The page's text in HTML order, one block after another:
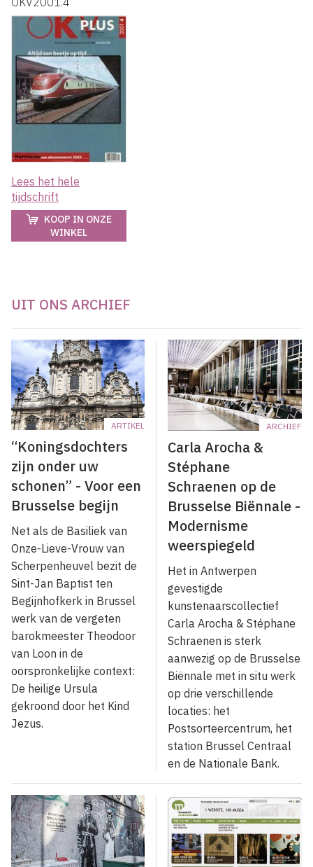
Lees het hele
tijdschrift
KOOP IN ONZE
WINKEL
UIT ONS ARCHIEF
ARTIKEL
“Koningsdochters
zijn onder uw
schonen” - Voor een
Brusselse begijn
Net als de Basiliek van
Onze-Lieve-Vrouw van
Scherpenheuvel bezit de
Sint-Jan Baptist ten
Begijnhofkerk in Brussel
werk van de vergeten
barokmeester Theodoor
van Loon in de
oorspronkelijke context:
De heilige Ursula
gekroond door het Kind
Jezus.
ARCHIEF
Carla Arocha &
Stéphane
Schraenen op de
Brusselse Biënnale -
Modernisme
weerspiegeld
Het in Antwerpen
gevestigde
kunstenaarscollectief
Carla Arocha & Stéphane
Schraenen is sterk
aanwezig op de Brusselse
Biënnale met in situ werk
op drie verschillende
locaties: het
Postsorteercentrum, het
station Brussel Centraal
en de Nationale Bank.